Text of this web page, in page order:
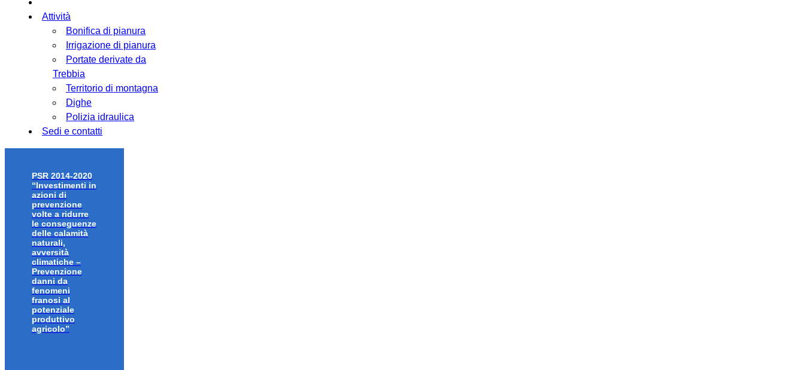
Attività
Bonifica di pianura
Irrigazione di pianura
Portate derivate da
Trebbia
Territorio di montagna
Dighe
Polizia idraulica
Sedi e contatti
PSR 2014-2020
“Investimenti in
azioni di
prevenzione
volte a ridurre
le conseguenze
delle calamità
naturali,
avversità
climatiche –
Prevenzione
danni da
fenomeni
franosi al
potenziale
produttivo
agricolo”